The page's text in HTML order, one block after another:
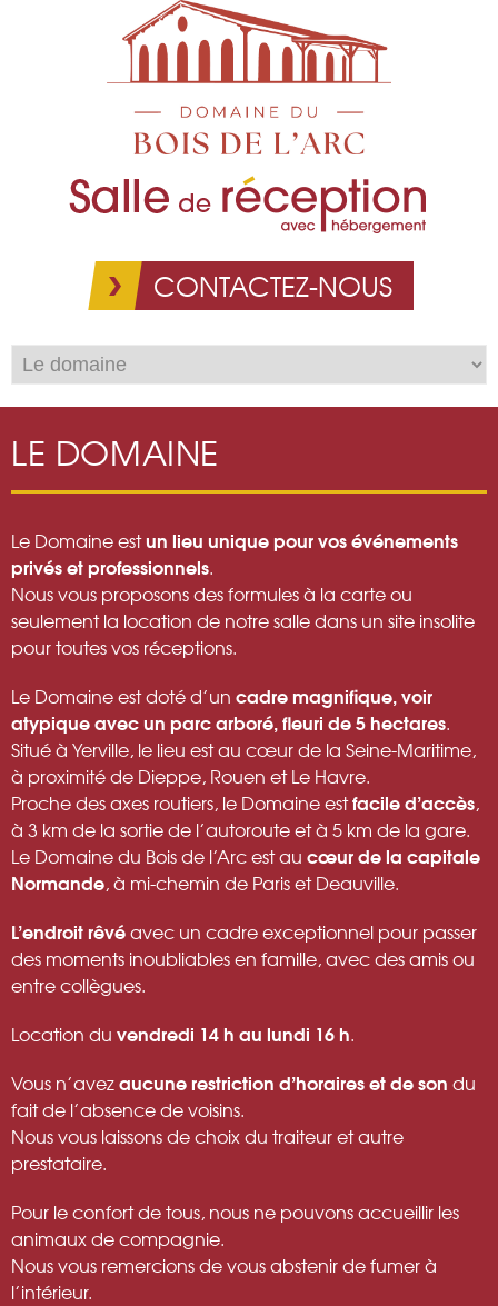
Aller au
contenu
CONTACTEZ-NOUS
LE DOMAINE
Le Domaine estun lieu unique pour vos événements
privés et professionnels.
Nous vous proposons des formules à la carte ou
seulement la location de notre salle dans un site insolite
pour toutes vos réceptions.
Le Domaine est doté d’un cadre magnifique, voir
atypique avec un parc arboré, fleuri de 5 hectares.
Situé à Yerville, le lieu est au cœur de la Seine-Maritime,
à proximité de Dieppe, Rouen et Le Havre.
Proche des axes routiers, le Domaine estfacile d’accès,
à 3 km de la sortie de l’autoroute et à 5 km de la gare.
Le Domaine du Bois de l’Arc est au cœur de la capitale
Normande, à mi-chemin de Paris et Deauville.
L’endroit rêvéavec un cadre exceptionnel pour passer
des moments inoubliables en famille, avec des amis ou
entre collègues.
Location du vendredi 14 h au lundi 16 h.
Vous n’avezaucune restriction d’horaires et de son du
fait de l’absence de voisins.
Nous vous laissons de choix du traiteur et autre
prestataire.
Pour le confort de tous, nous ne pouvons accueillir les
animaux de compagnie.
Nous vous remercions de vous abstenir de fumer à
l’intérieur.